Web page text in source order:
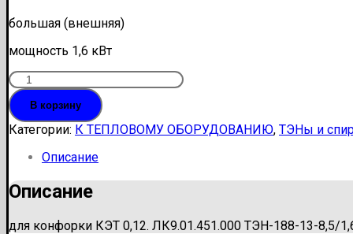
большая (внешняя)
мощность 1,6 кВт
Количество
ТЭН
188-
13-
8,5/1,6
Т220
Традиция
(ЛК9.01.451.000)
В корзину
Категории: К ТЕПЛОВОМУ ОБОРУДОВАНИЮ, ТЭНы и
Описание
Описание
для конфорки КЭТ 0,12. ЛК9.01.451.000 ТЭН-188-13-8,5/